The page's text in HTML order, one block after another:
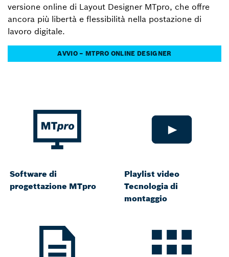
versione online di Layout Designer MTpro, che offre
ancora più libertà e flessibilità nella postazione di
lavoro digitale.
AVVIO – MTPRO ONLINE DESIGNER
Software di
progettazione MTpro
Playlist video
Tecnologia di
montaggio